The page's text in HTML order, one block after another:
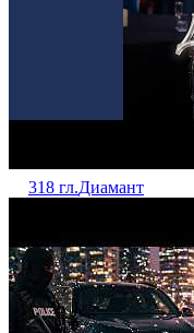
318 гл.Диамант